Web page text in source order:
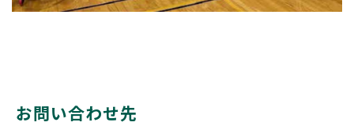
お問い合わせ先